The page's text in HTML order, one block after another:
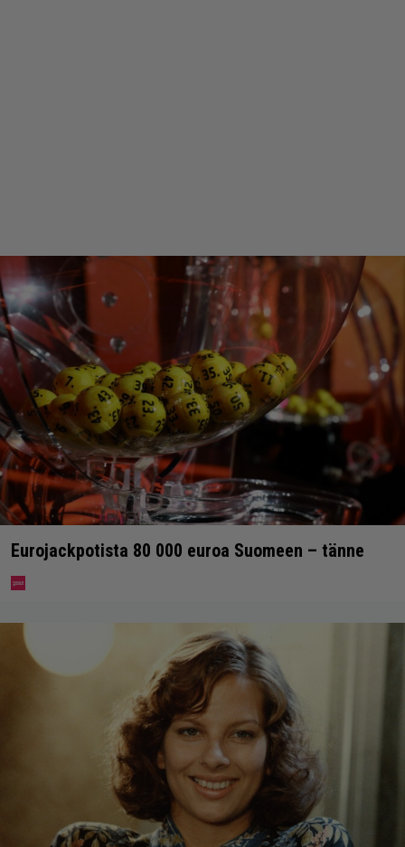
Eurojackpotista 80 000 euroa Suomeen – tänne